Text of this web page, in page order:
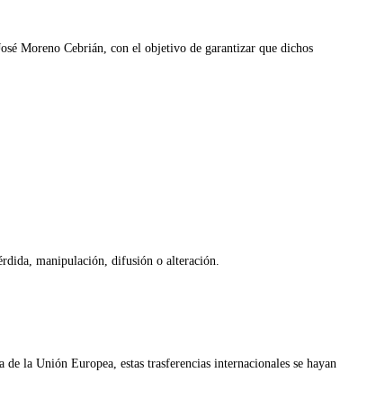
Moreno Cebrián, con el objetivo de garantizar que dichos
manipulación, difusión o alteración.
la Unión Europea, estas trasferencias internacionales se hayan